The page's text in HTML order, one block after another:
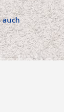
auch